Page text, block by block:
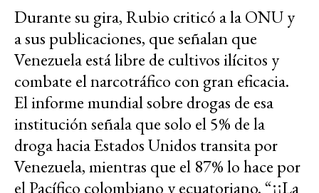
Durante su gira, Rubio criticó a la ONU y
a sus publicaciones, que señalan que
Venezuela está libre de cultivos ilícitos y
combate el narcotráfico con gran eficacia.
El informe mundial sobre drogas de esa
institución señala que solo el 5% de la
droga hacia Estados Unidos transita por
Venezuela, mientras que el 87% lo hace por
el Pacífico colombiano y ecuatoriano. “¡¡La